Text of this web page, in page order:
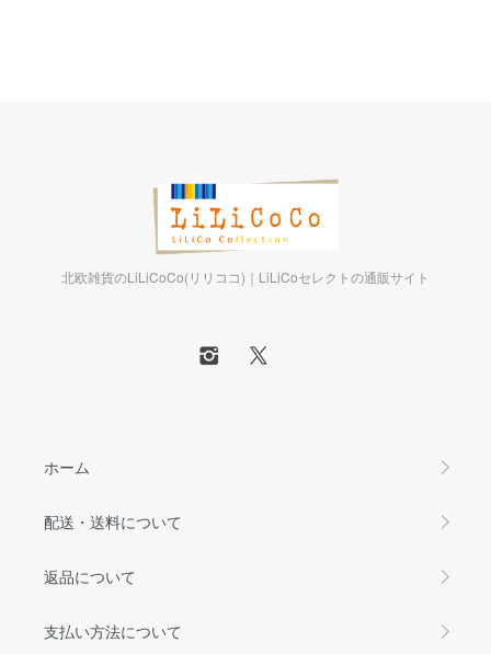
北欧雑貨のLiLiCoCo(リリココ)｜LiLiCoセレクトの通販サイト
ホーム
配送・送料について
返品について
支払い方法について